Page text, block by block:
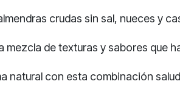
crudas sin sal, nueces y
de texturas y sabores que
con esta combinación